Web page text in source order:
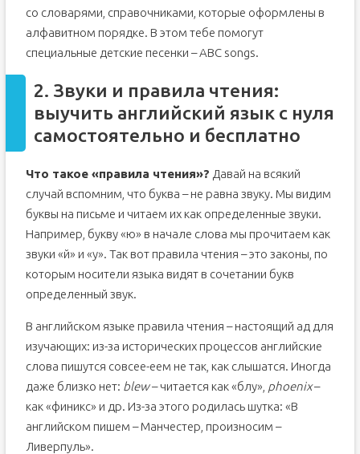
со словарями, справочниками, которые оформлены в
алфавитном порядке. В этом тебе помогут
специальные детские песенки – ABC songs.
2. Звуки и правила чтения:
выучить английский язык с нуля
самостоятельно и бесплатно
Что такое «правила чтения»? Давай на всякий
случай вспомним, что буква – не равна звуку. Мы видим
буквы на письме и читаем их как определенные звуки.
Например, букву «ю» в начале слова мы прочитаем как
звуки «й» и «у». Так вот правила чтения – это законы, по
которым носители языка видят в сочетании букв
определенный звук.
В английском языке правила чтения – настоящий ад для
изучающих: из-за исторических процессов английские
слова пишутся совсее-еем не так, как слышатся. Иногда
даже близко нет: blew– читается как «блу», phoenix–
как «финикс» и др. Из-за этого родилась шутка: «В
английском пишем – Манчестер, произносим –
Ливерпуль».